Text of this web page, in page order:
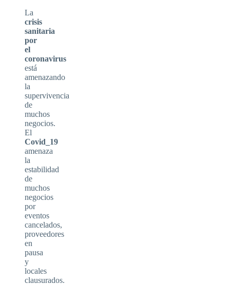
La
crisis
sanitaria
por
el
coronavirus
está
amenazando
la
supervivencia
de
muchos
negocios.
El
Covid_19
amenaza
la
estabilidad
de
muchos
negocios
por
eventos
cancelados,
proveedores
en
pausa
y
locales
clausurados.